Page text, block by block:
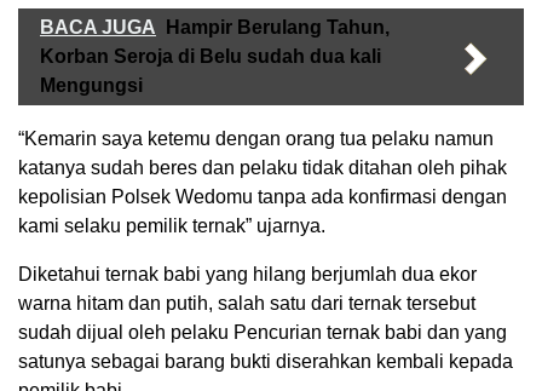
BACA JUGA
Hampir Berulang Tahun,
Korban Seroja di Belu sudah dua kali
Mengungsi
“Kemarin saya ketemu dengan orang tua pelaku namun
katanya sudah beres dan pelaku tidak ditahan oleh pihak
kepolisian Polsek Wedomu tanpa ada konfirmasi dengan
kami selaku pemilik ternak” ujarnya.
Diketahui ternak babi yang hilang berjumlah dua ekor
warna hitam dan putih, salah satu dari ternak tersebut
sudah dijual oleh pelaku Pencurian ternak babi dan yang
satunya sebagai barang bukti diserahkan kembali kepada